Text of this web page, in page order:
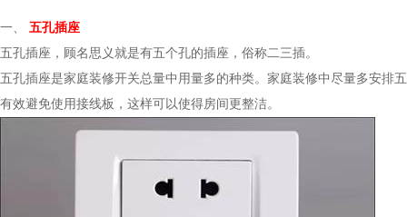
一、 五孔插座
五孔插座，顾名思义就是有五个孔的插座，俗称二三插。
五孔插座是家庭装修开关总量中用量多的种类。家庭装修中尽量多安排五
有效避免使用接线板，这样可以使得房间更整洁。